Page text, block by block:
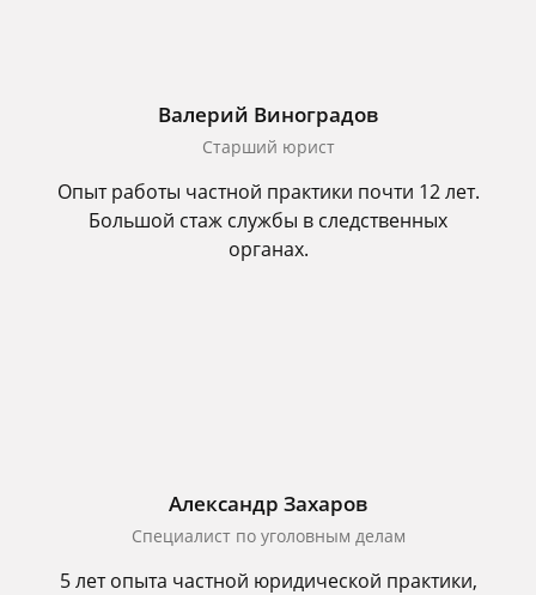
Валерий Виноградов
Старший юрист
Опыт работы частной практики почти 12 лет.
Большой стаж службы в следственных
органах.
Александр Захаров
Специалист по уголовным делам
5 лет опыта частной юридической практики,